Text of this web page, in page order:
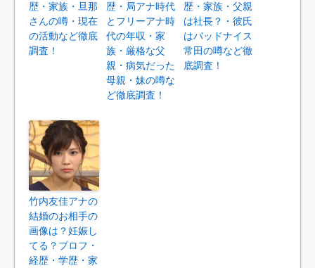
歴・家族・旦那
さんの噂・現在
の活動など徹底
調査！
歴・局アナ時代
とフリーアナ時
代の年収・家
族・厳格な父
親・病気だった
母親・妹の噂な
ど徹底調査！
歴・家族・父親
は社長？・彼氏
はバッドナイス
常田の噂など徹
底調査！
竹内友佳アナの
結婚のお相手の
画像は？妊娠し
てる？プロフ・
経歴・学歴・家